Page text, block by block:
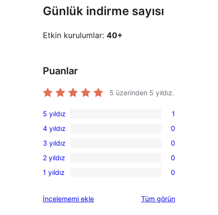
Günlük indirme sayısı
Etkin kurulumlar: 40+
Puanlar
5 üzerinden 5 yıldız.
1
5
yıldızlı
inceleme
5 yıldız 1
0
4
yıldızlı
inceleme
4 yıldız 0
0
3
yıldızlı
3 yıldız 0
0
2
inceleme
2 yıldız 0
0
yıldızlı
1 yıldız 0
İncelememi ekle Tüm değerlendirmeleri
görün